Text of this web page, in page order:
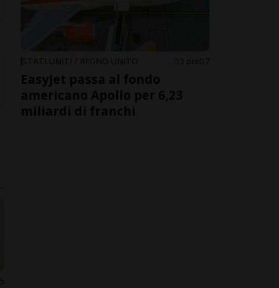
5
STATI UNITI / REGNO UNITO 3 ore 7
EasyJet passa al fondo
americano Apollo per 6,23
miliardi di franchi